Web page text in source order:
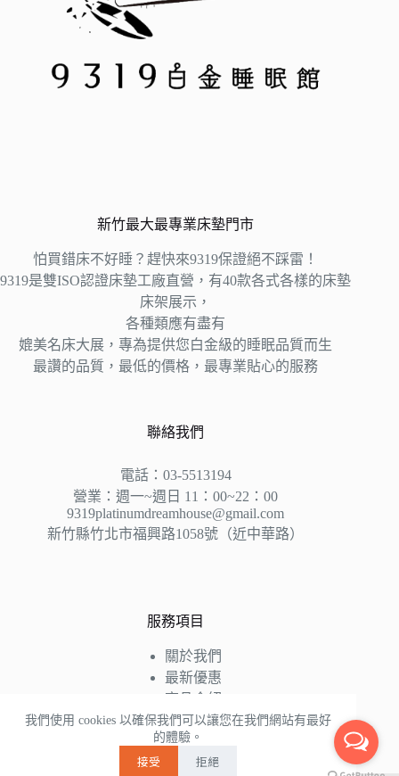
我們使用 cookies 以確保我們可以讓您在我們網站有最好
的體驗。
接受 拒絕
新竹最大最專業床墊門市
怕買錯床不好睡？趕快來9319保證絕不踩雷！
9319是雙ISO認證床墊工廠直營，有40款各式各樣的床墊
床架展示，
各種類應有盡有
媲美名床大展，專為提供您白金級的睡眠品質而生
最讚的品質，最低的價格，最專業貼心的服務
聯絡我們
電話：03-5513194
營業：週一~週日 11：00~22：00
9319platinumdreamhouse@gmail.com
新竹縣竹北市福興路1058號（近中華路）
服務項目
關於我們
最新優惠
商品介紹
床墊知識
好評推薦
聯絡我們